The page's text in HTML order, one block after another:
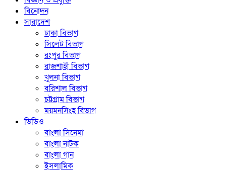
বিনোদন
সারাদেশ
ঢাকা বিভাগ
সিলেট বিভাগ
রংপুর বিভাগ
রাজশাহী বিভাগ
খুলনা বিভাগ
বরিশাল বিভাগ
চট্টগ্রাম বিভাগ
ময়মনসিংহ বিভাগ
ভিডিও
বাংলা সিনেমা
বাংলা নাটক
বাংলা গান
ইসলামিক